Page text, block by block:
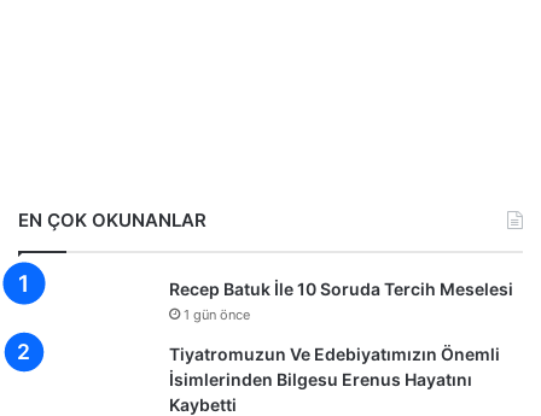
EN ÇOK OKUNANLAR
Recep Batuk İle 10 Soruda Tercih Meselesi
1 gün önce
Tiyatromuzun Ve Edebiyatımızın Önemli
İsimlerinden Bilgesu Erenus Hayatını
Kaybetti